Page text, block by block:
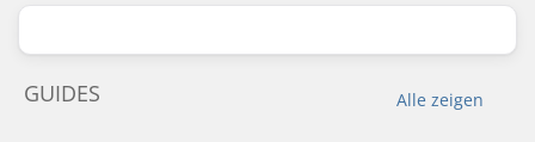
Alle zeigen
GUIDES